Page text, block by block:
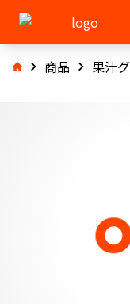
商品 果汁